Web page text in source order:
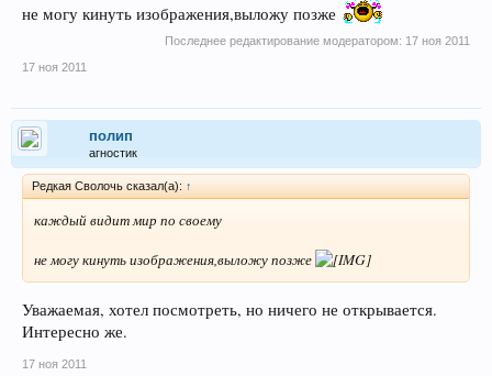
не могу кинуть изображения,выложу позже
Последнее редактирование модератором: 17 ноя 2011
17 ноя 2011
полип
агностик
Редкая Сволочь сказал(а): ↑
каждый видит мир по своему
не могу кинуть изображения,выложу позже
Уважаемая, хотел посмотреть, но ничего не открывается.
Интересно же.
17 ноя 2011